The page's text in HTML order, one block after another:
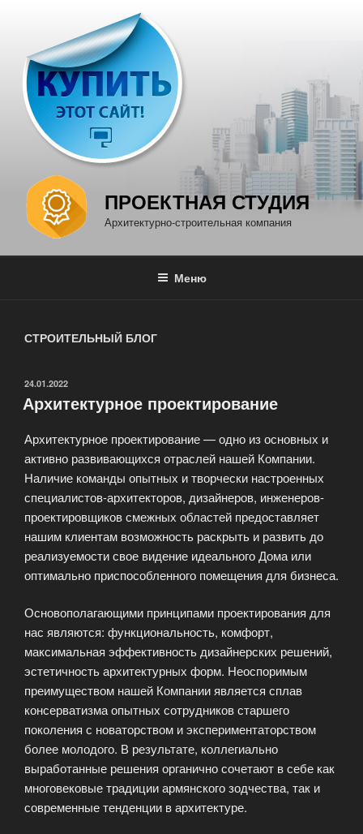
содержимому
ПРОЕКТНАЯ СТУДИЯ
Архитектурно-строительная компания
Меню
СТРОИТЕЛЬНЫЙ БЛОГ
ОПУБЛИКОВАНО
24.01.2022
Архитектурное проектирование
Архитектурное проектирование — одно из основных и
активно развивающихся отраслей нашей Компании.
Наличие команды опытных и творчески настроенных
специалистов-архитекторов, дизайнеров, инженеров-
проектировщиков смежных областей предоставляет
нашим клиентам возможность раскрыть и развить до
реализуемости свое видение идеального Дома или
оптимально приспособленного помещения для бизнеса.
Основополагающими принципами проектирования для
нас являются: функциональность, комфорт,
максимальная эффективность дизайнерских решений,
эстетичность архитектурных форм. Неоспоримым
преимуществом нашей Компании является сплав
консерватизма опытных сотрудников старшего
поколения с новаторством и экспериментаторством
более молодого. В результате, коллегиально
выработанные решения органично сочетают в себе как
многовековые традиции армянского зодчества, так и
современные тенденции в архитектуре.